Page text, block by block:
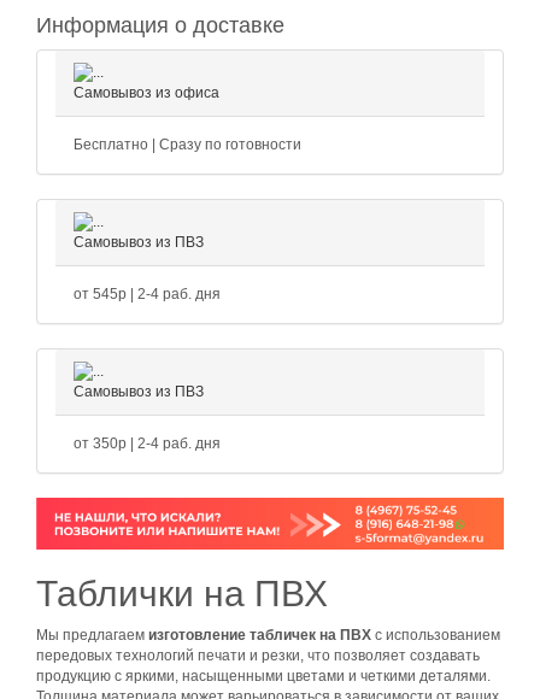
Информация о доставке
Самовывоз из офиса
Бесплатно | Сразу по готовности
Самовывоз из ПВЗ
от 545р | 2-4 раб. дня
Самовывоз из ПВЗ
от 350р | 2-4 раб. дня
Таблички на ПВХ
Мы предлагаем изготовление табличек на ПВХ с использованием
передовых технологий печати и резки, что позволяет создавать
продукцию с яркими, насыщенными цветами и четкими деталями.